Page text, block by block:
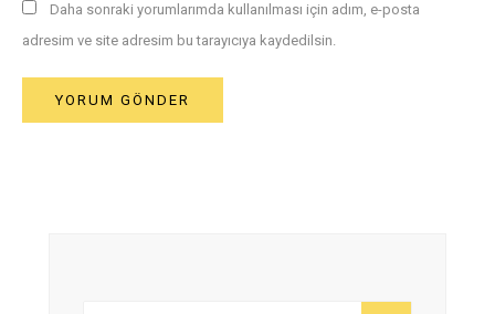
Daha sonraki yorumlarımda kullanılması için adım, e-posta
adresim ve site adresim bu tarayıcıya kaydedilsin.